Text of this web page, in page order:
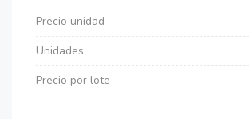
Precio unidad
Unidades
Precio por lote